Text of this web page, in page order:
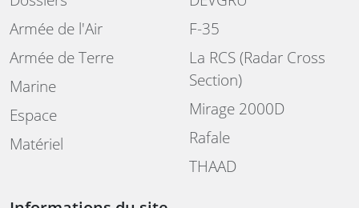
Armée de l'Air
Armée de Terre
Marine
Espace
Matériel
F-35
La RCS (Radar Cross
Section)
Mirage 2000D
Rafale
THAAD